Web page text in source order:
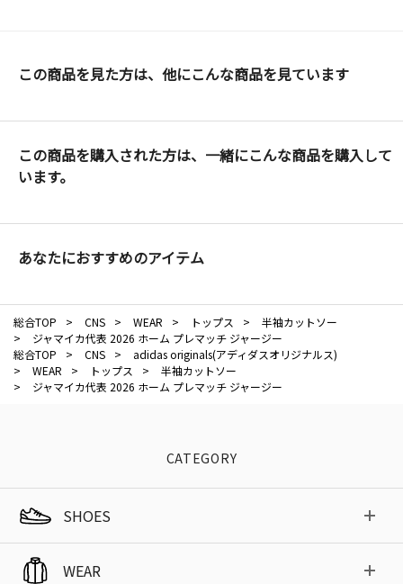
この商品を見た方は、他にこんな商品を見ています
この商品を購入された方は、一緒にこんな商品を購入して
います。
あなたにおすすめのアイテム
総合TOP > CNS > WEAR > トップス >
半袖カットソー
>
ジャマイカ代表 2026 ホーム プレマッチ ジャージー
総合TOP
> CNS >
adidas originals(アディダスオリジナルス)
>
WEAR > トップス >
半袖カットソー
>
ジャマイカ代表 2026 ホーム プレマッチ ジャージー
CATEGORY
SHOES
WEAR